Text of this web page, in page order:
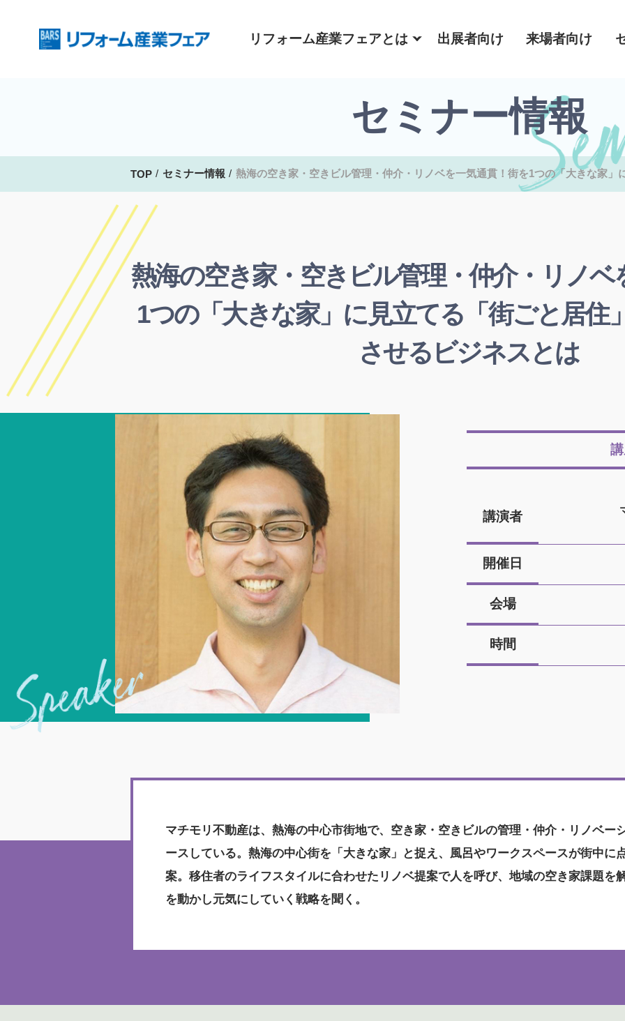
リフォーム産業フェアとは 出展者向け 来場者向け
セミナー情報
TOP セミナー情報 熱海の空き家・空きビル管理・仲介・リノベを一気通貫！街を1つの「大きな家
熱海の空き家・空きビル管理・仲介・リノベ
1つの「大きな家」に見立てる「街ごと居住
させるビジネスとは
講演者
開催日
会場
時間
マチモリ不動産は、熱海の中心市街地で、空き家・空きビルの管理・仲介・リノベー
ースしている。熱海の中心街を「大きな家」と捉え、風呂やワークスペースが街中に
案。移住者のライフスタイルに合わせたリノベ提案で人を呼び、地域の空き家課題を
を動かし元気にしていく戦略を聞く。